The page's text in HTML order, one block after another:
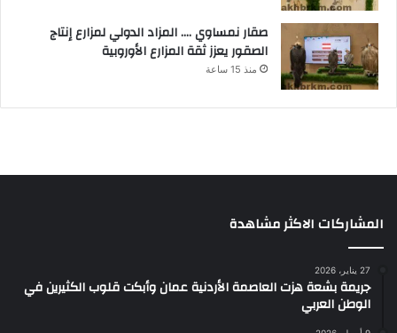
صقار نمساوي …. المزاد الدولي لمزارع إنتاج
الصقور يعزز ثقة المزارع الأوروبية
منذ 15 ساعة
المشاركات الاكثر مشاهدة
27 يناير، 2026
جريمة بشعة هزت العاصمة الأردنية عمان وأبكت قلوب الكثيرين في
الوطن العربي